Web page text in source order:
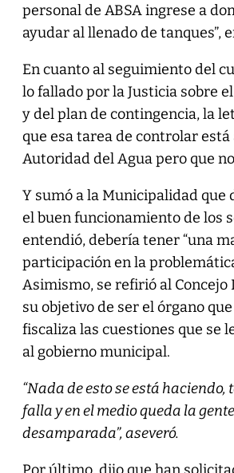
personal de ABSA ingrese a
ayudar al llenado de tanques”,
En cuanto al seguimiento del
lo fallado por la Justicia sobre
y del plan de contingencia, la
que esa tarea de controlar está
Autoridad del Agua pero que
Y sumó a la Municipalidad que
el buen funcionamiento de los
entendió, debería tener “una
participación en la
Asimismo, se refirió al Concejo
su objetivo de ser el órgano
fiscaliza las cuestiones que se
al gobierno municipal.
“Nada de esto se está haciendo,
falla y en el medio queda la gente
desamparada”, aseveró.
Por último, dijo que han